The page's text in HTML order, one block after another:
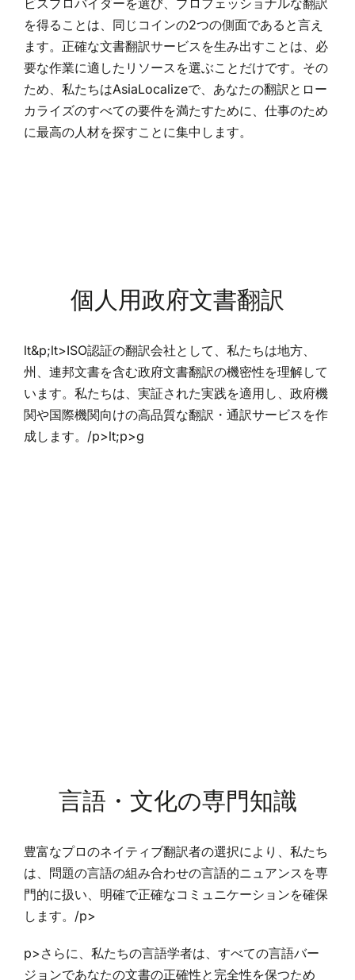
を得ることは、同じコインの2つの側面であると言え
ます。正確な文書翻訳サービスを生み出すことは、必
要な作業に適したリソースを選ぶことだけです。その
ため、私たちはAsiaLocalizeで、あなたの翻訳とロー
カライズのすべての要件を満たすために、仕事のため
に最高の人材を探すことに集中します。
個人用政府文書翻訳
lt&p;lt>ISO認証の翻訳会社として、私たちは地方、
州、連邦文書を含む政府文書翻訳の機密性を理解して
います。私たちは、実証された実践を適用し、政府機
関や国際機関向けの高品質な翻訳・通訳サービスを作
成します。/p>lt;p>g
言語・文化の専門知識
豊富なプロのネイティブ翻訳者の選択により、私たち
は、問題の言語の組み合わせの言語的ニュアンスを専
門的に扱い、明確で正確なコミュニケーションを確保
します。/p>
p>さらに、私たちの言語学者は、すべての言語バー
ジョンであなたの文書の正確性と完全性を保つため